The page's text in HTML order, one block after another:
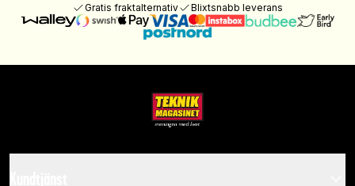
Gratis fraktalternativ Blixtsnabb leverans